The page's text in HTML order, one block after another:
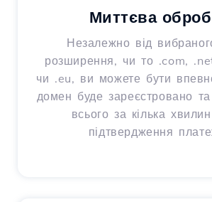
Миттєва
Незалежно від
розширення, чи то .com,
чи .eu, ви можете бути
домен буде зареєстровано
всього за кілька
підтвердження